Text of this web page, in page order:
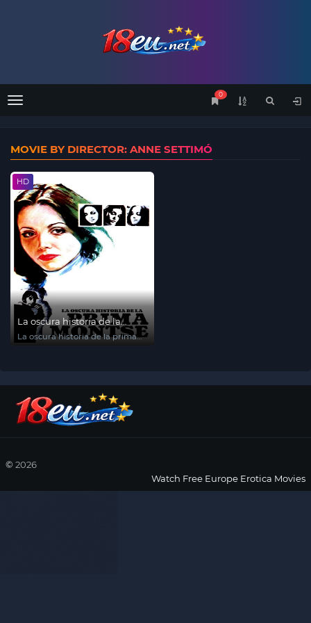
Menu
0
MOVIE BY DIRECTOR: ANNE SETTIMÓ
HD
La oscura historia de la
prima Montse
La oscura historia de la prima
© 2026
Watch Free Europe Erotica Movies